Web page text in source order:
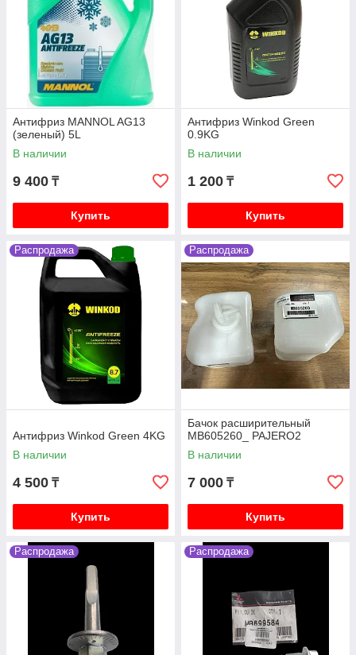
Антифриз MANNOL AG13
(зеленый) 5L
В наличии
9 400 ₸
Купить
Антифриз Winkod Green
0.9KG
В наличии
1 200 ₸
Купить
Распродажа
Антифриз Winkod Green 4KG
В наличии
4 500 ₸
Купить
Распродажа
Бачок расширительный
MB605260_ PAJERO2
В наличии
7 000 ₸
Купить
Распродажа Распродажа